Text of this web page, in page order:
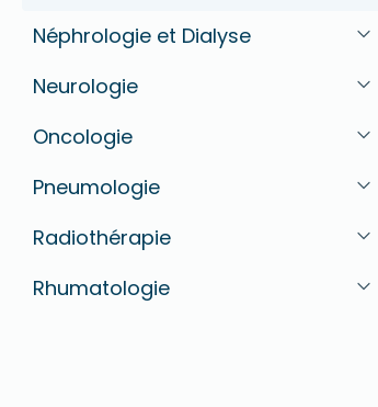
Néphrologie et Dialyse
Neurologie
Oncologie
Pneumologie
Radiothérapie
Rhumatologie